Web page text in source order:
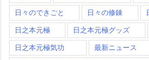
日々のできごと 日々の修錬
日之本元極 日之本元極グッズ
日之本元極気功 最新ニュース